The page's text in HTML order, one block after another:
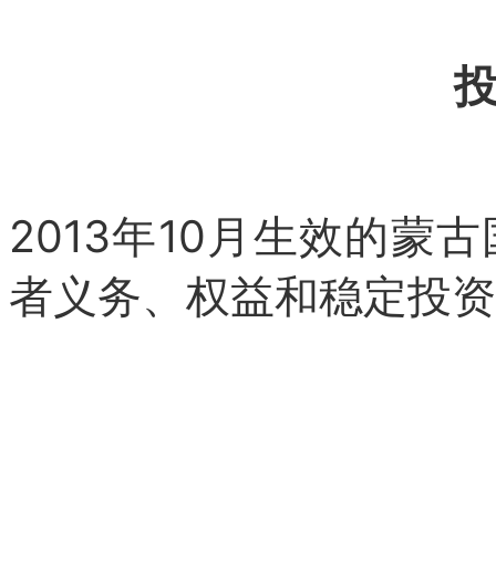
2013年10月生效的蒙
者义务、权益和稳定投